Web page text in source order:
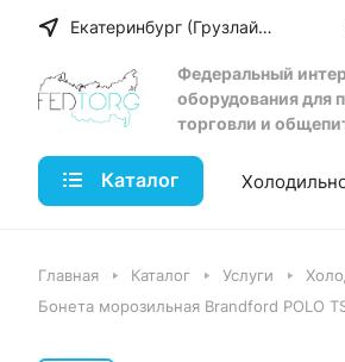
Екатеринбург (Грузлайн)
Федеральный
оборудования для
торговли и
Каталог
Главная Каталог Услуги
Бонета морозильная Brandford POLO